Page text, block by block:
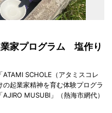
家プログラム 塩作り
SCHOLE（アタミスコレ
起業家精神を育む体験プログラ
MUSUBI」（熱海市網代）